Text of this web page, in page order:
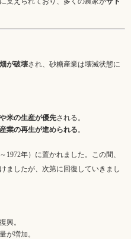
が破壊され、砂糖産業は壊滅状態に
米の生産が優先される。
業の再生が進められる。
1972年）に置かれました。この間、
ましたが、次第に回復していきまし
興。
が増加。